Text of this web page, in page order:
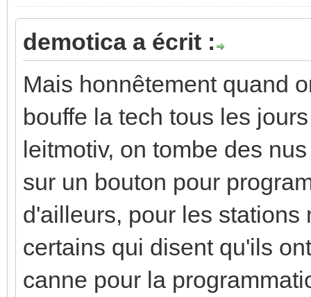
demotica a écrit :
Mais honnêtement quand
bouffe la tech tous les
leitmotiv, on tombe des
sur un bouton pour
d'ailleurs, pour les
certains qui disent qu'ils
canne pour la